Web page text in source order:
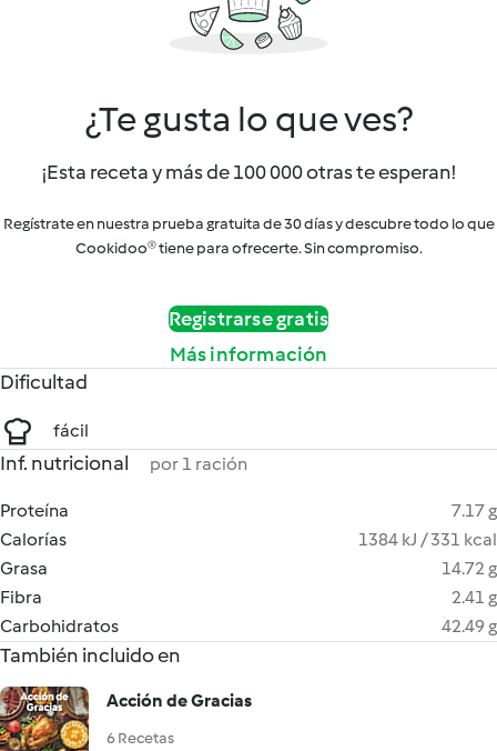
¿Te gusta lo que ves?
¡Esta receta y más de 100 000 otras te esperan!
Regístrate en nuestra prueba gratuita de 30 días y descubre todo lo que
Cookidoo® tiene para ofrecerte. Sin compromiso.
Registrarse gratis
Más información
Dificultad
fácil
Inf. nutricional por 1 ración
Proteína
7.17 g
Calorías
1384 kJ / 331 kcal
Grasa
14.72 g
Fibra
2.41 g
Carbohidratos
42.49 g
También incluido en
Acción de Gracias
6 Recetas